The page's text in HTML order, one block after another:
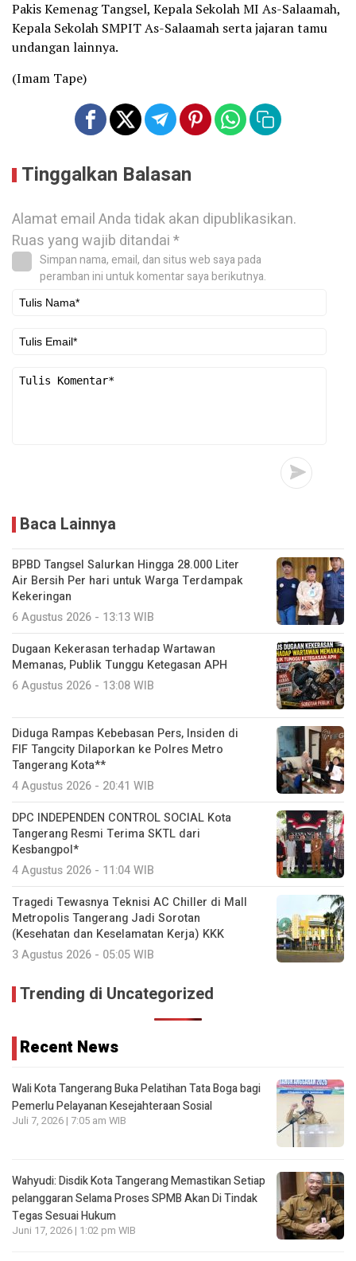
Pakis Kemenag Tangsel, Kepala Sekolah MI As-Salaamah,
Kepala Sekolah SMPIT As-Salaamah serta jajaran tamu
undangan lainnya.
(Imam Tape)
Tinggalkan Balasan
Alamat email Anda tidak akan dipublikasikan.
Ruas yang wajib ditandai*
Simpan nama, email, dan situs web saya pada
peramban ini untuk komentar saya berikutnya.
Baca Lainnya
BPBD Tangsel Salurkan Hingga 28.000 Liter
Air Bersih Per hari untuk Warga Terdampak
Kekeringan
6 Agustus 2026 - 13:13 WIB
Dugaan Kekerasan terhadap Wartawan
Memanas, Publik Tunggu Ketegasan APH
6 Agustus 2026 - 13:08 WIB
Diduga Rampas Kebebasan Pers, Insiden di
FIF Tangcity Dilaporkan ke Polres Metro
Tangerang Kota**
4 Agustus 2026 - 20:41 WIB
DPC INDEPENDEN CONTROL SOCIAL Kota
Tangerang Resmi Terima SKTL dari
Kesbangpol*
4 Agustus 2026 - 11:04 WIB
Tragedi Tewasnya Teknisi AC Chiller di Mall
Metropolis Tangerang Jadi Sorotan
(Kesehatan dan Keselamatan Kerja) KKK
3 Agustus 2026 - 05:05 WIB
Trending di Uncategorized
Recent News
Wali Kota Tangerang Buka Pelatihan Tata Boga bagi
Pemerlu Pelayanan Kesejahteraan Sosial
Juli 7, 2026 | 7:05 am WIB
Wahyudi: Disdik Kota Tangerang Memastikan Setiap
pelanggaran Selama Proses SPMB Akan Di Tindak
Tegas Sesuai Hukum
Juni 17, 2026 | 1:02 pm WIB